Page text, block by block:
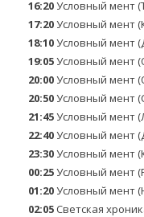
16:20Условный мент
17:20Условный мент
18:10Условный мент
19:05Условный мент
20:00Условный мент
20:50Условный мент
21:45Условный мент
22:40Условный мент
23:30Условный мент
00:25Условный мент
01:20Условный мент
02:05Светская